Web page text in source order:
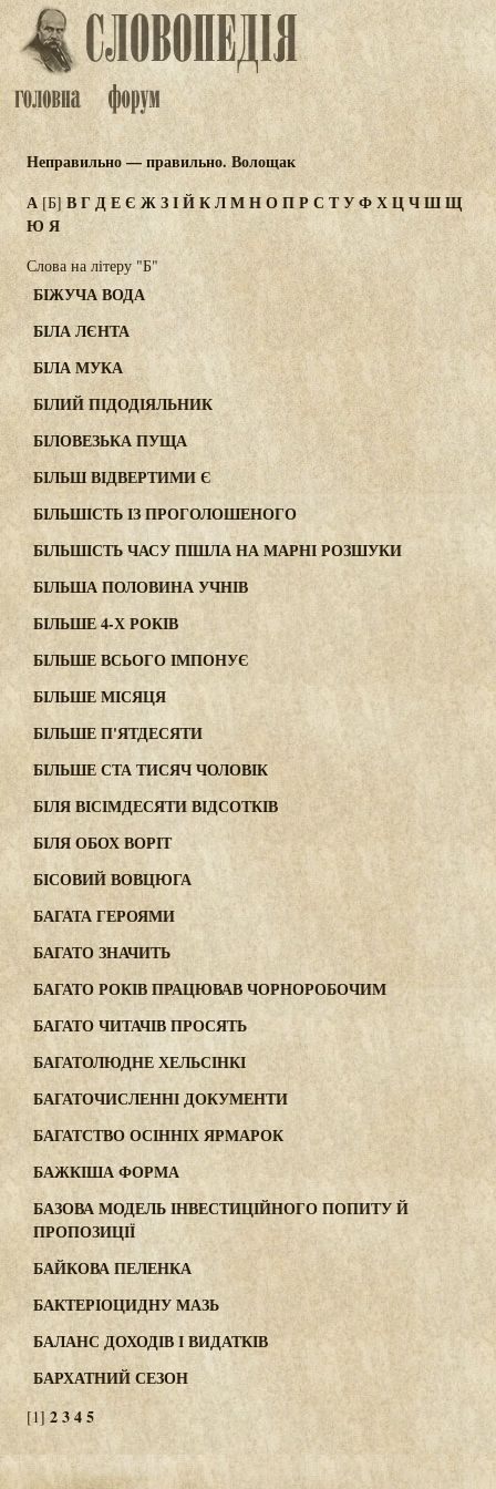
Неправильно — правильно. Волощак
А [Б] ВГДЕЄ ЖЗІЙКЛМНОПРСТУФХЦЧШЩ
Ю Я
Слова на літеру "Б"
БІЖУЧА ВОДА
БІЛА ЛЄНТА
БІЛА МУКА
БІЛИЙ ПІДОДІЯЛЬНИК
БІЛОВЕЗЬКА ПУЩА
БІЛЬШ ВІДВЕРТИМИ Є
БІЛЬШІСТЬ ІЗ ПРОГОЛОШЕНОГО
БІЛЬШІСТЬ ЧАСУ ПІШЛА НА МАРНІ РОЗШУКИ
БІЛЬША ПОЛОВИНА УЧНІВ
БІЛЬШЕ 4-Х РОКІВ
БІЛЬШЕ ВСЬОГО ІМПОНУЄ
БІЛЬШЕ МІСЯЦЯ
БІЛЬШЕ П'ЯТДЕСЯТИ
БІЛЬШЕ СТА ТИСЯЧ ЧОЛОВІК
БІЛЯ ВІСІМДЕСЯТИ ВІДСОТКІВ
БІЛЯ ОБОХ ВОРІТ
БІСОВИЙ ВОВЦЮГА
БАГАТА ГЕРОЯМИ
БАГАТО ЗНАЧИТЬ
БАГАТО РОКІВ ПРАЦЮВАВ ЧОРНОРОБОЧИМ
БАГАТО ЧИТАЧІВ ПРОСЯТЬ
БАГАТОЛЮДНЕ ХЕЛЬСІНКІ
БАГАТОЧИСЛЕННІ ДОКУМЕНТИ
БАГАТСТВО ОСІННІХ ЯРМАРОК
БАЖКІША ФОРМА
БАЗОВА МОДЕЛЬ ІНВЕСТИЦІЙНОГО ПОПИТУ Й
ПРОПОЗИЦІЇ
БАЙКОВА ПЕЛЕНКА
БАКТЕРІОЦИДНУ МАЗЬ
БАЛАНС ДОХОДІВ І ВИДАТКІВ
БАРХАТНИЙ СЕЗОН
[1] 2345